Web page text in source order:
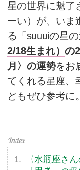
星の世界に魅了
ーい）が、いま
る「suuuiの星の
2/18生まれ） の
月〉の運勢をお
てくれる星座、
どもぜひ参考に。
〈水瓶座さん